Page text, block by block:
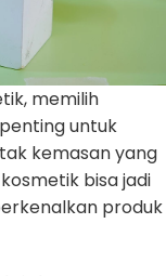
memilih
untuk
kemasan yang
bisa jadi
produk